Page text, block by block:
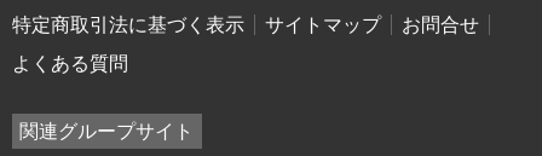
特定商取引法に基づく表示
サイトマップ
お問合せ
よくある質問
関連グループサイト